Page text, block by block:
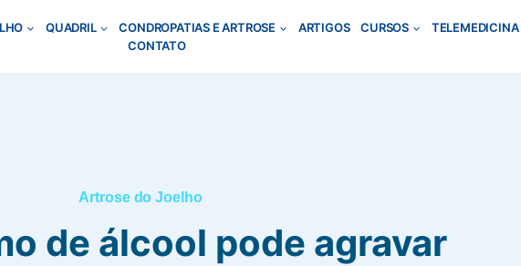
QUADRIL CONDROPATIAS E ARTROSE ARTIGOS CURSOS
TELEMEDICINA
CONTATO
Artrose do Joelho
de álcool pode agravar